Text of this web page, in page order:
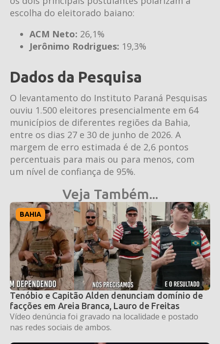
escolha do eleitorado baiano:
ACM Neto: 26,1%
Jerônimo Rodrigues: 19,3%
Dados da Pesquisa
O levantamento do Instituto Paraná Pesquisas
ouviu 1.500 eleitores presencialmente em 64
municípios de diferentes regiões da Bahia,
entre os dias 27 e 30 de junho de 2026. A
margem de erro estimada é de 2,6 pontos
percentuais para mais ou para menos, com
um nível de confiança de 95%.
Veja Também...
BAHIA
Tenóbio e Capitão Alden denunciam domínio de
facções em Areia Branca, Lauro de Freitas
Vídeo denúncia foi gravado na localidade e postado
nas redes sociais de ambos.